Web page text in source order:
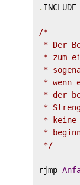
. INCLUDE
/*
* Der
* zum
*
* wenn
* der
*
* keine
*
*/
rjmp